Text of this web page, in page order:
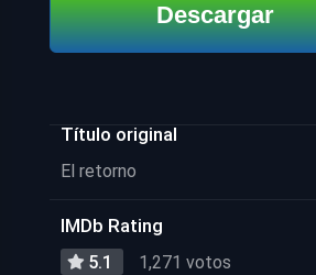
Descargar
Título original
El retorno
IMDb Rating
5.1 1,271 votos